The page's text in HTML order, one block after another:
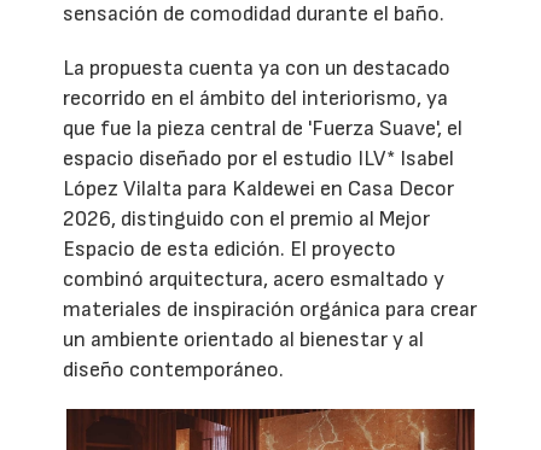
sensación de comodidad durante el baño.
La propuesta cuenta ya con un destacado
recorrido en el ámbito del interiorismo, ya
que fue la pieza central de 'Fuerza Suave', el
espacio diseñado por el estudio ILV* Isabel
López Vilalta para Kaldewei en Casa Decor
2026, distinguido con el premio al Mejor
Espacio de esta edición. El proyecto
combinó arquitectura, acero esmaltado y
materiales de inspiración orgánica para crear
un ambiente orientado al bienestar y al
diseño contemporáneo.